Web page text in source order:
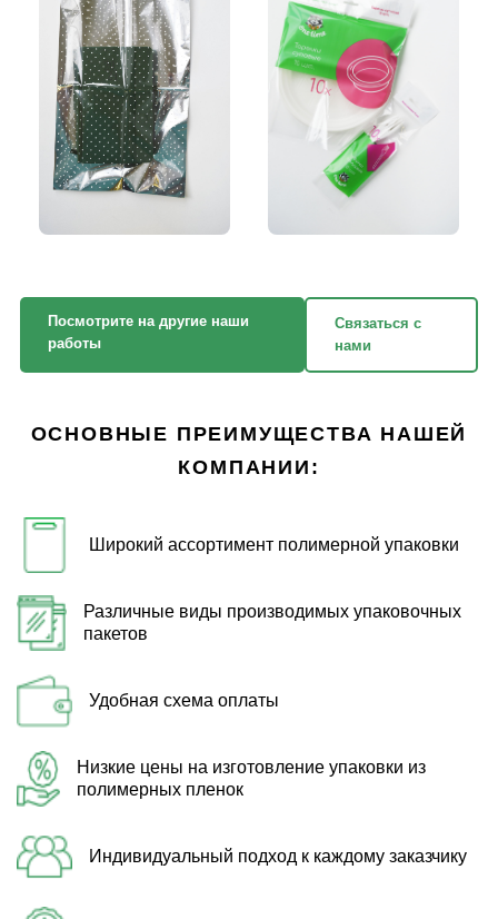
Посмотрите на другие наши
работы
Связаться с
нами
ОСНОВНЫЕ ПРЕИМУЩЕСТВА НАШЕЙ
КОМПАНИИ:
Широкий ассортимент полимерной упаковки
Различные виды производимых упаковочных
пакетов
Удобная схема оплаты
Низкие цены на изготовление упаковки из
полимерных пленок
Индивидуальный подход к каждому заказчику